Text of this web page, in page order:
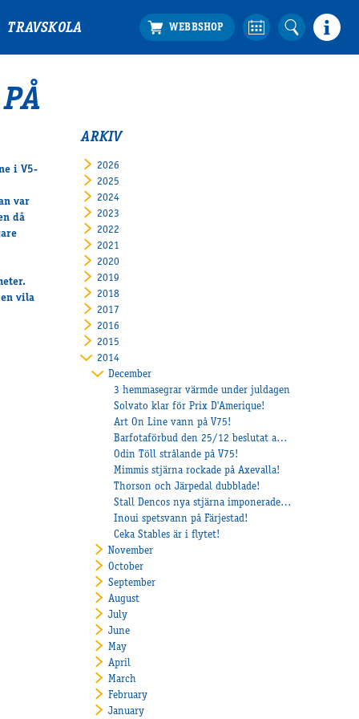
TRAVSKOLA
i V5-
var
då
vila
ARKIV
2026
2025
2024
2023
2022
2021
2020
2019
2018
2017
2016
2015
2014
December
3 hemmasegrar värmde under juldagen
Solvato klar för Prix D'Amerique!
Art On Line vann på V75!
Barfotaförbud den 25/12 beslutat av banveterinären
Odin Töll strålande på V75!
Mimmis stjärna rockade på Axevalla!
Thorson och Järpedal dubblade!
Stall Dencos nya stjärna imponerade när Veijo hade lekstuga på Axevalla
Inoui spetsvann på Färjestad!
Ceka Stables är i flytet!
November
October
September
August
July
June
May
April
March
February
January